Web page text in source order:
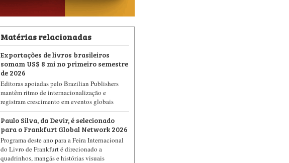
Matérias relacionadas
Exportações de livros brasileiros
somam US$ 8 mi no primeiro semestre
de 2026
Editoras apoiadas pelo Brazilian Publishers
mantêm ritmo de internacionalização e
registram crescimento em eventos globais
Paulo Silva, da Devir, é selecionado
para o Frankfurt Global Network 2026
Programa deste ano para a Feira Internacional
do Livro de Frankfurt é direcionado a
quadrinhos, mangás e histórias visuais